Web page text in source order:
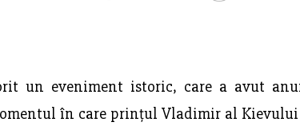
un eveniment istoric, care a avut
în care prințul Vladimir al